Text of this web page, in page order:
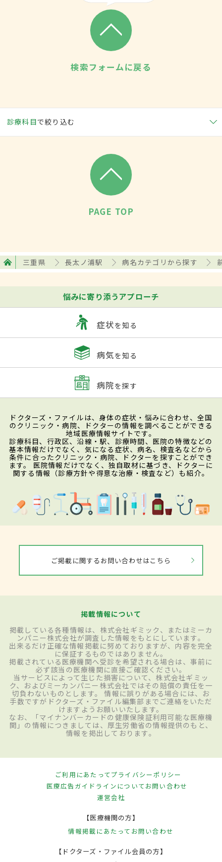
検索フォームに戻る
診療科目で絞り込む
PAGE TOP
三重県 長太ノ浦駅 病名カテゴリから探す
悩みに寄り添うアプローチ
症状を知る
病気を知る
病院を探す
ドクターズ・ファイルは、身体の症状・悩みに合わせ、全国
のクリニック・病院、ドクターの情報を調べることができる
地域医療情報サイトです。
診療科目、行政区、沿線・駅、診療時間、医院の特徴などの
基本情報だけでなく、気になる症状、病名、検査名などから
条件に合ったクリニック・病院、ドクターを探すことができ
ます。 医院情報だけでなく、独自取材に基づき、ドクターに
関する情報（診療方針や得意な治療・検査など）も紹介。
ご掲載に関するお問い合わせはこちら
掲載情報について
掲載している各種情報は、株式会社ギミック、またはミーカ
ンパニー株式会社が調査した情報をもとにしています。
出来るだけ正確な情報掲載に努めておりますが、内容を完全
に保証するものではありません。
掲載されている医療機関へ受診を希望される場合は、事前に
必ず該当の医療機関に直接ご確認ください。
当サービスによって生じた損害について、株式会社ギミッ
ク、およびミーカンパニー株式会社ではその賠償の責任を一
切負わないものとします。 情報に誤りがある場合には、お
手数ですがドクターズ・ファイル編集部までご連絡をいただ
けますようお願いいたします。
なお、「マイナンバーカードの健康保険証利用可能な医療機
関」の情報につきましては、厚生労働省の情報提供のもと、
情報を掲出しております。
ご利用にあたってプライバシーポリシー
医療広告ガイドラインについてお問い合わせ
運営会社
【医療機関の方】
情報掲載にあたって お問い合わせ
【ドクターズ・ファイル会員の方】